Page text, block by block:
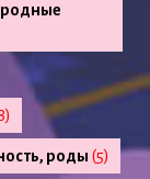
роды (5)